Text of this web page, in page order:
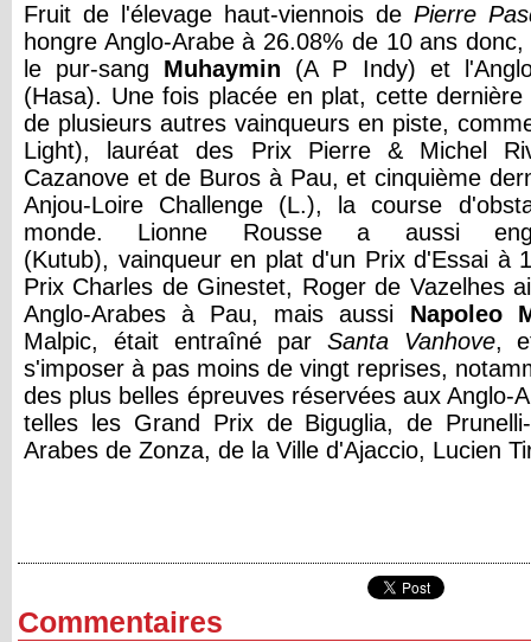
Fruit de l'élevage haut-viennois de Pierre
hongre Anglo-Arabe à 26.08% de 10 ans
le pur-sang Muhaymin (A P Indy) et
(Hasa). Une fois placée en plat, cette
de plusieurs autres vainqueurs en piste,
Light), lauréat des Prix Pierre & Michel
Cazanove et de Buros à Pau, et cinquième
Anjou-Loire Challenge (L.), la course
monde. Lionne Rousse a aussi
(Kutub), vainqueur en plat d'un Prix d'Essai à
Prix Charles de Ginestet, Roger de Vazelhes
Anglo-Arabes à Pau, mais aussi Napoleo
Malpic, était entraîné par Santa Vanhove,
s'imposer à pas moins de vingt reprises,
des plus belles épreuves réservées aux Anglo-
telles les Grand Prix de Biguglia, de
Arabes de Zonza, de la Ville d'Ajaccio, Lucien
Commentaires